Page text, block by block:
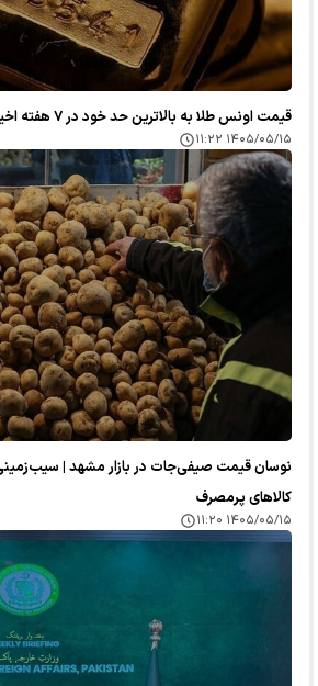
قیمت اونس طلا به بالاترین حد خود در ۷ هفته اخیر رسید
۱۴۰۵/۰۵/۱۵ ۱۱:۲۲
نوسان قیمت صیفی‌جات در بازار مشهد |
کالا‌های پرمصرف
۱۴۰۵/۰۵/۱۵ ۱۱:۲۰